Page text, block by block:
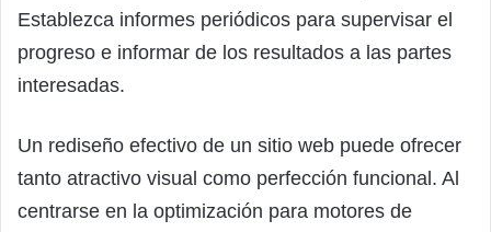
Establezca informes periódicos para supervisar el
progreso e informar de los resultados a las partes
interesadas.
Un rediseño efectivo de un sitio web puede ofrecer
tanto atractivo visual como perfección funcional. Al
centrarse en la optimización para motores de